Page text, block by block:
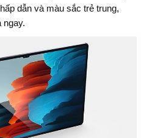
dẫn và màu sắc trẻ trung,
ngay.